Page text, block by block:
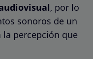
, por lo
sonoros de un
percepción que